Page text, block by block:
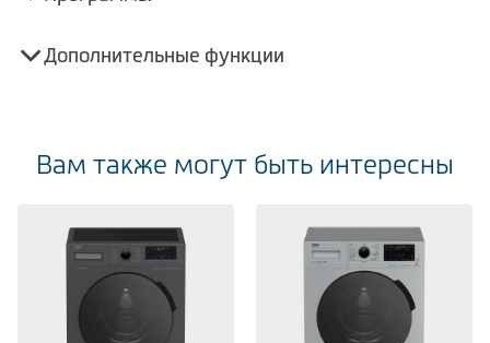
Дополнительные функции
Вам также могут быть интересны